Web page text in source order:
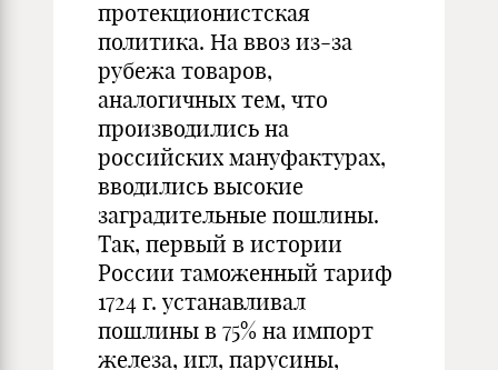
протекционистская
политика. На ввоз из-за
рубежа товаров,
аналогичных тем, что
производились на
российских мануфактурах,
вводились высокие
заградительные пошлины.
Так, первый в истории
России таможенный тариф
1724 г. устанавливал
пошлины в 75% на импорт
железа, игл, парусины,